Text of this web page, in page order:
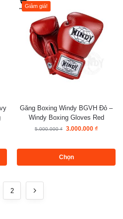
Giảm giá!
Găng Boxing Windy BGVH Đỏ –
Windy Boxing Gloves Red
5.000.000₫ 3.000.000 ₫
Chọn
2